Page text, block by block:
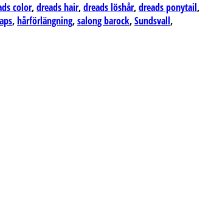
color,dreads hair,dreads löshår,dreads ponytail,
,hårförlängning,salong barock,Sundsvall,